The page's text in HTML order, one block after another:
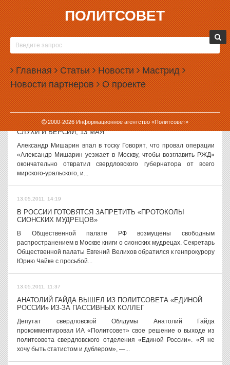
ПОЛИТСОВЕТ
Главная Статьи Новости Мастрид
Новости партнеров О проекте
2000-2026Информационное агентство «Политсовет»
13.05.2011, 16:02
МЧС ПОДОЗРЕВАЕТ, ЧТО РОССИЯНЕ СПЕЦИАЛЬНО
ПОДЖИГАЮТ ЛЕСА, ЧТОБЫ ПОЛУЧИТЬ НОВЫЕ ДОМА
Правоохранительные органы Алтайского края проводят проверку
по факту многочисленных поджогов в лесах Озерского
лесничества, сообщили «Интерфаксу» в пресс-центре краевого
управления лесами. «По...
13.05.2011, 15:05
СЛУХИ И ВЕРСИИ, 13 МАЯ
Александр Мишарин впал в тоску Говорят, что провал операции
«Александр Мишарин уезжает в Москву, чтобы возглавить РЖД»
окончательно отвратил свердловского губернатора от всего
мирского-уральского, и...
13.05.2011, 14:19
В РОССИИ ГОТОВЯТСЯ ЗАПРЕТИТЬ «ПРОТОКОЛЫ
СИОНСКИХ МУДРЕЦОВ»
В Общественной палате РФ возмущены свободным
распространением в Москве книги о сионских мудрецах. Секретарь
Общественной палаты Евгений Велихов обратился к генпрокурору
Юрию Чайке с просьбой...
13.05.2011, 11:37
АНАТОЛИЙ ГАЙДА ВЫШЕЛ ИЗ ПОЛИТСОВЕТА «ЕДИНОЙ
РОССИИ» ИЗ-ЗА ПАССИВНЫХ КОЛЛЕГ
Депутат свердловской Облдумы Анатолий Гайда
прокомментировал ИА «Политсовет» свое решение о выходе из
политсовета свердловского отделения «Единой России». «Я не
хочу быть статистом и дублером», —...